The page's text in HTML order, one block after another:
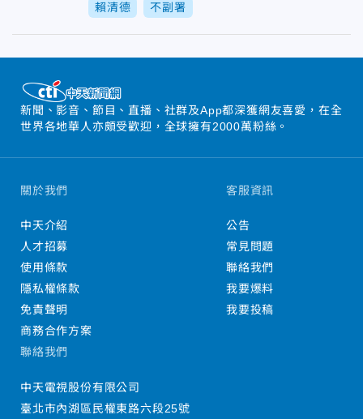
賴清德 不副署
新聞、影音、節目、直播、社群及App都深獲網友喜愛，在全
世界各地華人亦頗受歡迎，全球擁有2000萬粉絲。
關於我們
中天介紹
人才招募
使用條款
隱私權條款
免責聲明
商務合作方案
客服資訊
公告
常見問題
聯絡我們
我要爆料
我要投稿
聯絡我們
中天電視股份有限公司
臺北市內湖區民權東路六段25號